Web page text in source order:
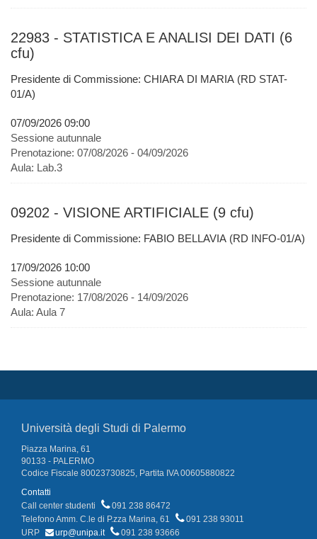
22983 - STATISTICA E ANALISI DEI DATI (6
cfu)
Presidente di Commissione: CHIARA DI MARIA (RD STAT-
01/A)
07/09/2026 09:00
Sessione autunnale
Prenotazione: 07/08/2026 - 04/09/2026
Aula: Lab.3
09202 - VISIONE ARTIFICIALE (9 cfu)
Presidente di Commissione: FABIO BELLAVIA (RD INFO-01/A)
17/09/2026 10:00
Sessione autunnale
Prenotazione: 17/08/2026 - 14/09/2026
Aula: Aula 7
Università degli Studi di Palermo
Piazza Marina, 61
90133 - PALERMO
Codice Fiscale 80023730825, Partita IVA 00605880822
Contatti
Call center studenti
091 238 86472
Telefono Amm. C.le di P.zza Marina, 61
091 238 93011
URP
urp@unipa.it
091 238 93666